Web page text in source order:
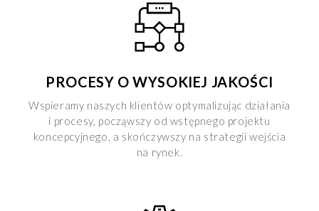
PROCESY O WYSOKIEJ JAKOŚCI
Wspieramy naszych klientów optymalizując działania
i procesy, począwszy od wstępnego projektu
koncepcyjnego, a skończywszy na strategii wejścia
na rynek.